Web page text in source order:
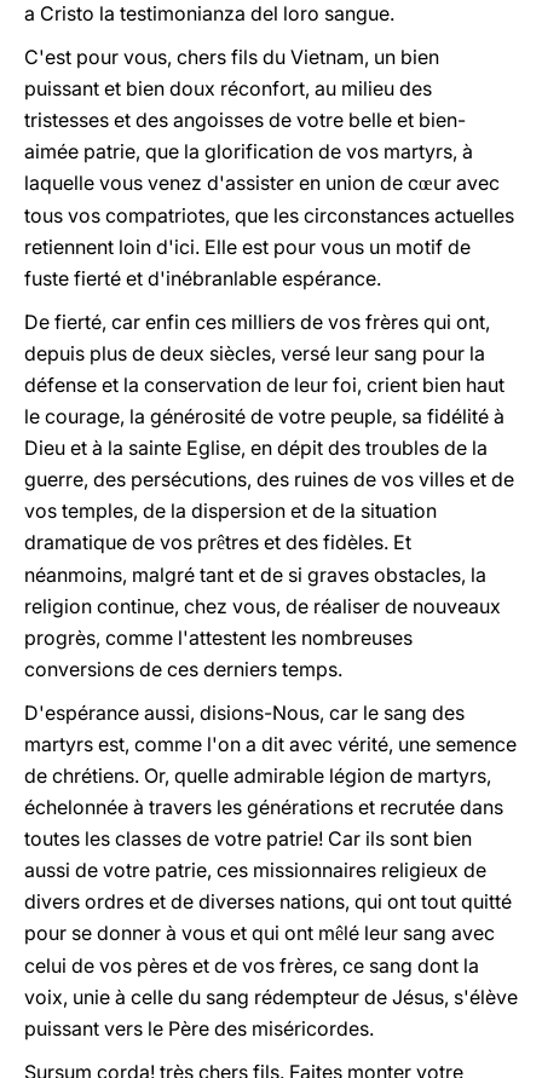
a Cristo la testimonianza del loro sangue.
C'est pour vous, chers fils du Vietnam, un bien
puissant et bien doux réconfort, au milieu des
tristesses et des angoisses de votre belle et bien-
aimée patrie, que la glorification de vos martyrs, à
laquelle vous venez d'assister en union de cœur avec
tous vos compatriotes, que les circonstances actuelles
retiennent loin d'ici. Elle est pour vous un motif de
fuste fierté et d'inébranlable espérance.
De fierté, car enfin ces milliers de vos frères qui ont,
depuis plus de deux siècles, versé leur sang pour la
défense et la conservation de leur foi, crient bien haut
le courage, la générosité de votre peuple, sa fidélité à
Dieu et à la sainte Eglise, en dépit des troubles de la
guerre, des persécutions, des ruines de vos villes et de
vos temples, de la dispersion et de la situation
dramatique de vos prêtres et des fidèles. Et
néanmoins, malgré tant et de si graves obstacles, la
religion continue, chez vous, de réaliser de nouveaux
progrès, comme l'attestent les nombreuses
conversions de ces derniers temps.
D'espérance aussi, disions-Nous, car le sang des
martyrs est, comme l'on a dit avec vérité, une semence
de chrétiens. Or, quelle admirable légion de martyrs,
échelonnée à travers les générations et recrutée dans
toutes les classes de votre patrie! Car ils sont bien
aussi de votre patrie, ces missionnaires religieux de
divers ordres et de diverses nations, qui ont tout quitté
pour se donner à vous et qui ont mêlé leur sang avec
celui de vos pères et de vos frères, ce sang dont la
voix, unie à celle du sang rédempteur de Jésus, s'élève
puissant vers le Père des miséricordes.
Sursum corda! très chers fils. Faites monter votre